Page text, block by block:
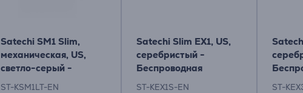
Satechi SM1 Slim,
механическая, US,
светло-серый -
Беспроводная
ST-KSM1LT-EN
Satechi Slim EX1, US,
серебристый -
Беспроводная
клавиатура
ST-KEX1S-EN ST-